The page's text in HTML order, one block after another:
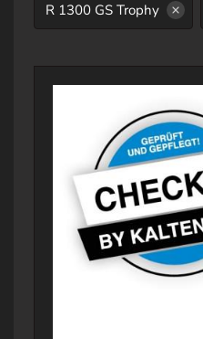
R 1300 GS Trophy